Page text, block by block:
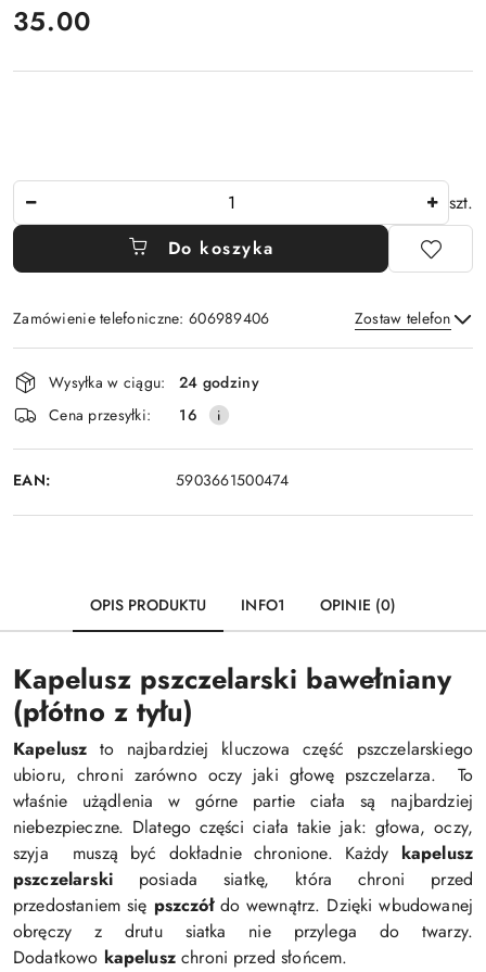
cena:
35.00
szt.
Do koszyka
Zamówienie telefoniczne: 606989406 Zostaw telefon
Wyślij
Dostępność
i
dostawa
Wysyłka w ciągu:
24 godziny
Cena przesyłki:
16
EAN: 5903661500474
OPIS PRODUKTU INFO1 OPINIE (0)
Kapelusz pszczelarski bawełniany
(płótno z tyłu)
Kapelusz to najbardziej kluczowa część pszczelarskiego
ubioru, chroni zarówno oczy jaki głowę pszczelarza. To
właśnie użądlenia w górne partie ciała są najbardziej
niebezpieczne. Dlatego części ciała takie jak: głowa, oczy,
szyja muszą być dokładnie chronione. Każdy kapelusz
pszczelarskiposiada siatkę, która chroni przed
przedostaniem się pszczółdo wewnątrz. Dzięki wbudowanej
obręczy z drutu siatka nie przylega do twarzy.
Dodatkowo kapeluszchroni przed słońcem.